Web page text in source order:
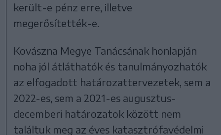
került-e pénz erre, illetve
megerősítették-e.
Kovászna Megye Tanácsának honlapján
noha jól átláthatók és tanulmányozhatók
az elfogadott határozattervezetek, sem a
2022-es, sem a 2021-es augusztus-
decemberi határozatok között nem
találtuk meg az éves katasztrófavédelmi